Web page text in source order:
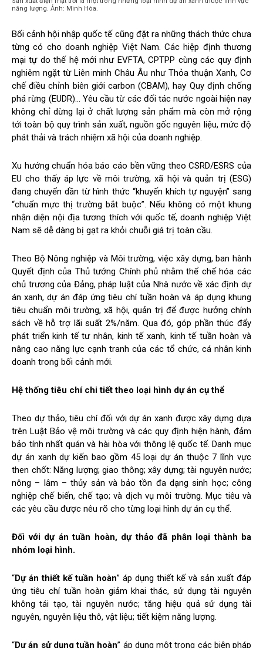
năng lượng. Ảnh: Minh Hòa.
Bối cảnh hội nhập quốc tế cũng đặt ra những thách thức chưa
từng có cho doanh nghiệp Việt Nam. Các hiệp định thương
mại tự do thế hệ mới như EVFTA, CPTPP cùng các quy định
nghiêm ngặt từ Liên minh Châu Âu như Thỏa thuận Xanh, Cơ
chế điều chỉnh biên giới carbon (CBAM), hay Quy định chống
phá rừng (EUDR)… Yêu cầu từ các đối tác nước ngoài hiện nay
không chỉ dừng lại ở chất lượng sản phẩm mà còn mở rộng
tới toàn bộ quy trình sản xuất, nguồn gốc nguyên liệu, mức độ
phát thải và trách nhiệm xã hội của doanh nghiệp.
Xu hướng chuẩn hóa báo cáo bền vững theo CSRD/ESRS của
EU cho thấy áp lực về môi trường, xã hội và quản trị (ESG)
đang chuyển dần từ hình thức “khuyến khích tự nguyện” sang
“chuẩn mực thị trường bắt buộc”. Nếu không có một khung
nhận diện nội địa tương thích với quốc tế, doanh nghiệp Việt
Nam sẽ dễ dàng bị gạt ra khỏi chuỗi giá trị toàn cầu.
Theo Bộ Nông nghiệp và Môi trường, việc xây dựng, ban hành
Quyết định của Thủ tướng Chính phủ nhằm thể chế hóa các
chủ trương của Đảng, pháp luật của Nhà nước về xác định dự
án xanh, dự án đáp ứng tiêu chí tuần hoàn và áp dụng khung
tiêu chuẩn môi trường, xã hội, quản trị để được hưởng chính
sách về hỗ trợ lãi suất 2%/năm. Qua đó, góp phần thúc đẩy
phát triển kinh tế tư nhân, kinh tế xanh, kinh tế tuần hoàn và
nâng cao năng lực cạnh tranh của các tổ chức, cá nhân kinh
doanh trong bối cảnh mới.
Hệ thống tiêu chí chi tiết theo loại hình dự án cụ thể
Theo dự thảo, tiêu chí đối với dự án xanh được xây dựng dựa
trên Luật Bảo vệ môi trường và các quy định hiện hành, đảm
bảo tính nhất quán và hài hòa với thông lệ quốc tế. Danh mục
dự án xanh dự kiến bao gồm 45 loại dự án thuộc 7 lĩnh vực
then chốt: Năng lượng; giao thông; xây dựng; tài nguyên nước;
nông – lâm – thủy sản và bảo tồn đa dạng sinh học; công
nghiệp chế biến, chế tạo; và dịch vụ môi trường. Mục tiêu và
các yêu cầu được nêu rõ cho từng loại hình dự án cụ thể.
Đối với dự án tuần hoàn, dự thảo đã phân loại thành ba
nhóm loại hình.
“Dự án thiết kế tuần hoàn” áp dụng thiết kế và sản xuất đáp
ứng tiêu chí tuần hoàn giảm khai thác, sử dụng tài nguyên
không tái tạo, tài nguyên nước; tăng hiệu quả sử dụng tài
nguyên, nguyên liệu thô, vật liệu; tiết kiệm năng lượng.
“Dự án sử dụng tuần hoàn” áp dụng một trong các biện pháp